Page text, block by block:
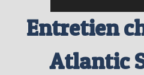
Entretien
Atlantic